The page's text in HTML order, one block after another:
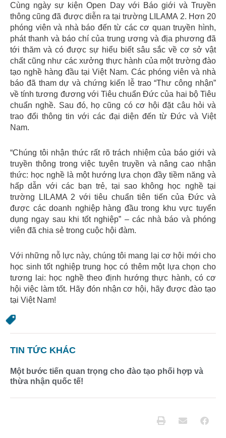
Cùng ngày sự kiện Open Day với Báo giới và Truyền
thông cũng đã được diễn ra tại trường LILAMA 2. Hơn 20
phóng viên và nhà báo đến từ các cơ quan truyền hình,
phát thanh và báo chí của trung ương và địa phương đã
tới thăm và có được sự hiểu biết sâu sắc về cơ sở vật
chất cũng như các xưởng thực hành của một trường đào
tạo nghề hàng đầu tại Việt Nam. Các phóng viên và nhà
báo đã tham dự và chứng kiến lễ trao “Thư công nhận”
về tính tương đương với Tiêu chuẩn Đức của hai bộ Tiêu
chuẩn nghề. Sau đó, họ cũng có cơ hội đặt câu hỏi và
trao đổi thông tin với các đại diện đến từ Đức và Việt
Nam.
“Chúng tôi nhận thức rất rõ trách nhiệm của báo giới và
truyền thông trong việc tuyên truyền và nâng cao nhận
thức: học nghề là một hướng lựa chọn đầy tiềm năng và
hấp dẫn với các bạn trẻ, tại sao không học nghề tại
trường LILAMA 2 với tiêu chuẩn tiên tiến của Đức và
được các doanh nghiệp hàng đầu trong khu vực tuyển
dụng ngay sau khi tốt nghiệp” – các nhà báo và phóng
viên đã chia sẻ trong cuộc hội đàm.
Với những nỗ lực này, chúng tôi mang lại cơ hội mới cho
học sinh tốt nghiệp trung học có thêm một lựa chọn cho
tương lai: học nghề theo định hướng thực hành, có cơ
hội việc làm tốt. Hãy đón nhận cơ hội, hãy được đào tạo
tại Việt Nam!
TIN TỨC KHÁC
Một bước tiến quan trọng cho đào tạo phối hợp và
thừa nhận quốc tế!